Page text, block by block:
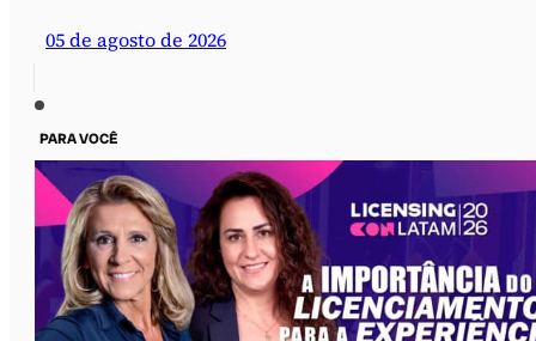
05 de agosto de 2026
PARA VOCÊ